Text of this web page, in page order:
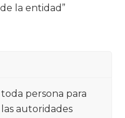
la entidad”
persona para
autoridades